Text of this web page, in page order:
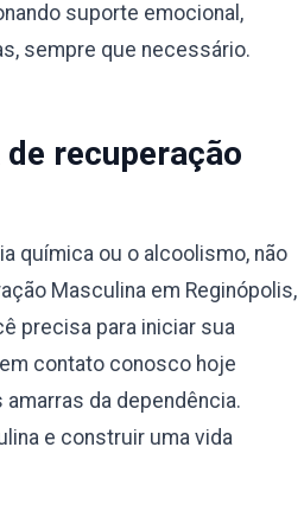
suporte emocional,
sempre que necessário.
recuperação
química ou o alcoolismo, não
Masculina em Reginópolis,
precisa para iniciar sua
contato conosco hoje
da dependência.
e construir uma vida